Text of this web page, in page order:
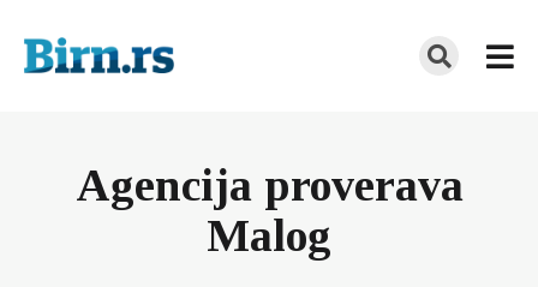
Agencija proverava
Malog